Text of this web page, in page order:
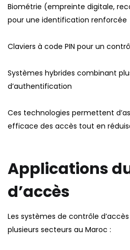
Biométrie (empreinte digitale,
pour une identification renforcée
Claviers à code PIN pour un
Systèmes hybrides combinant
d’authentification
Ces technologies permettent
efficace des accès tout en
Applications
d’accès
Les systèmes de contrôle
plusieurs secteurs au Maroc :